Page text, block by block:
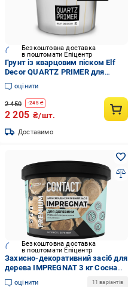
Безкоштовна доставка
в поштомати Епіцентр
Грунт із кварцовим піском Elf
Decor QUARTZ PRIMER для
декоративних штукатурок 5 л
White (2028273596)
оцінити
2 450 -245₴
2 205 ₴/шт.
Доставимо
Безкоштовна доставка
в поштомати Епіцентр
Захисно-декоративний засiб для
дерева IMPREGNAT 3 кг Сосна
(2118176478)
оцінити 11 варіантів